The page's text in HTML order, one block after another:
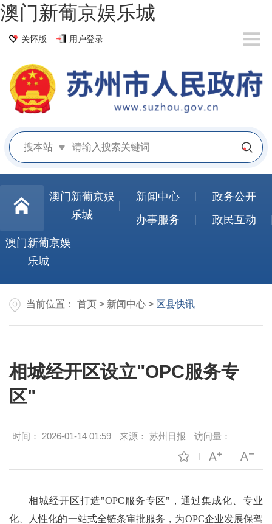
澳门新葡京娱乐城
关怀版 用户登录
搜本站
澳门新葡京娱
乐城
新闻中心
政务公开
办事服务
政民互动
澳门新葡京娱
乐城
当前位置： 首页 > 新闻中心 > 区县快讯
相城经开区设立"OPC服务专
区"
时间： 2026-01-14 01:59 来源： 苏州日报 访问量：
相城经开区打造"OPC服务专区"，通过集成化、专业
化、人性化的一站式全链条审批服务，为OPC企业发展保驾